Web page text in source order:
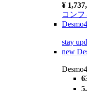
¥
コン
stay
new